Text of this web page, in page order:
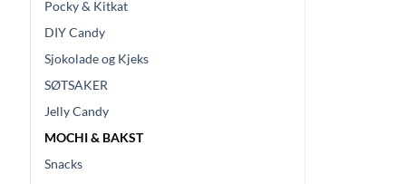
Pocky & Kitkat
DIY Candy
Sjokolade og Kjeks
SØTSAKER
Jelly Candy
MOCHI & BAKST
Snacks